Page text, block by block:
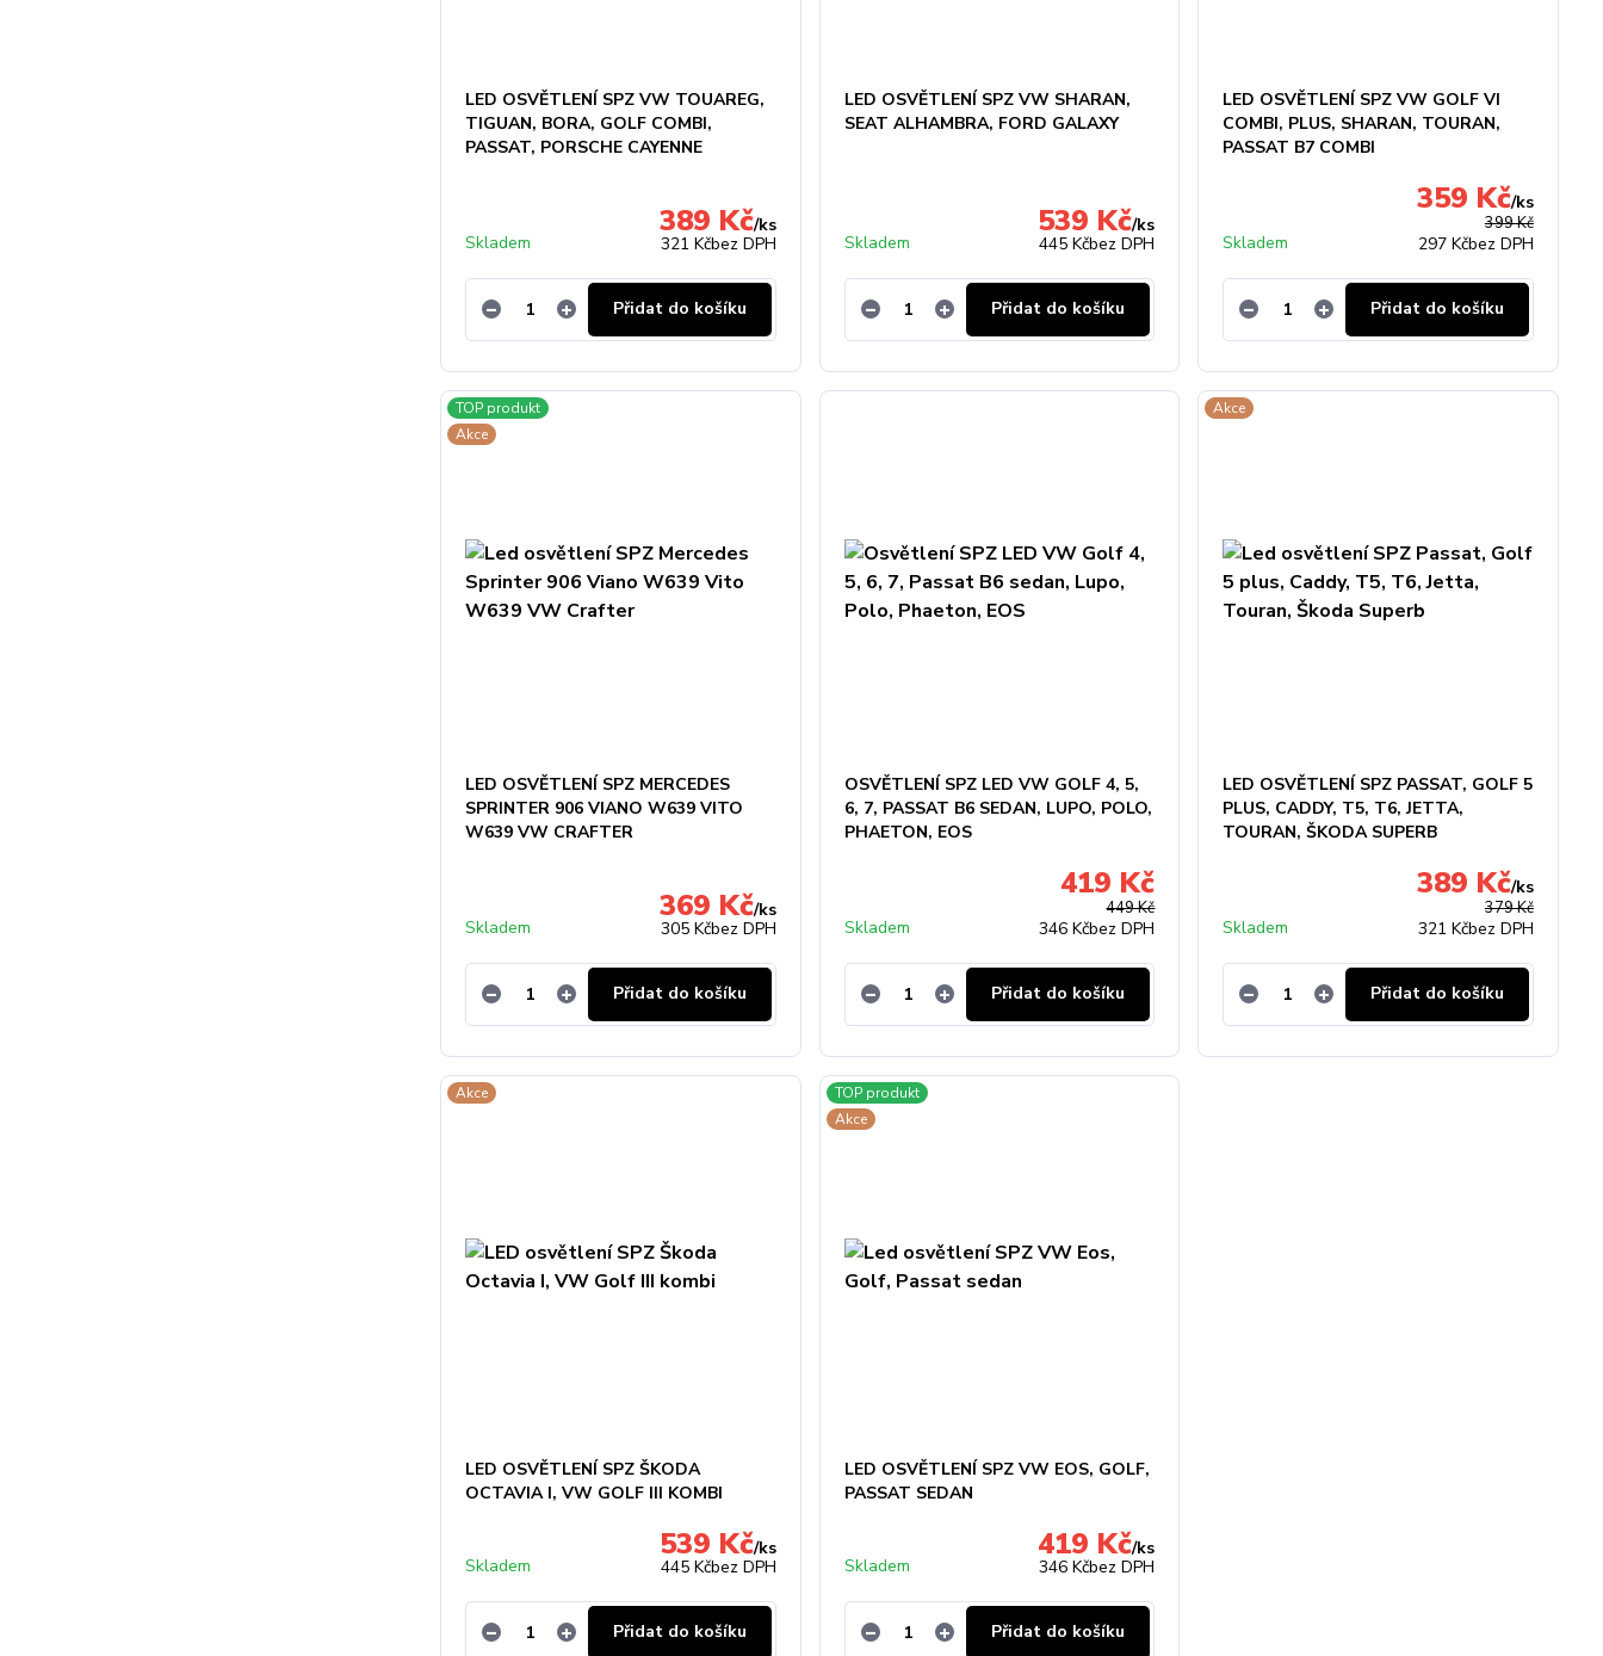
LED OSVĚTLENÍ SPZ VW TOUAREG,
TIGUAN, BORA, GOLF COMBI,
PASSAT, PORSCHE CAYENNE
389 Kč/ks
321 Kčbez DPH
Skladem
Přidat do košíku
LED OSVĚTLENÍ SPZ VW SHARAN,
SEAT ALHAMBRA, FORD GALAXY
539 Kč/ks
445 Kčbez DPH
Skladem
Přidat do košíku
LED OSVĚTLENÍ SPZ VW GOLF VI
COMBI, PLUS, SHARAN, TOURAN,
PASSAT B7 COMBI
399 Kč
359 Kč/ks
297 Kčbez DPH
Skladem
Přidat do košíku
TOP produkt
Akce
LED OSVĚTLENÍ SPZ MERCEDES
SPRINTER 906 VIANO W639 VITO
W639 VW CRAFTER
369 Kč/ks
305 Kčbez DPH
Skladem
Přidat do košíku
OSVĚTLENÍ SPZ LED VW GOLF 4, 5,
6, 7, PASSAT B6 SEDAN, LUPO, POLO,
PHAETON, EOS
449 Kč
419 Kč
346 Kčbez DPH
Skladem
Přidat do košíku
Akce
LED OSVĚTLENÍ SPZ PASSAT, GOLF 5
PLUS, CADDY, T5, T6, JETTA,
TOURAN, ŠKODA SUPERB
379 Kč
389 Kč/ks
321 Kčbez DPH
Skladem
Přidat do košíku
Akce
LED OSVĚTLENÍ SPZ ŠKODA
OCTAVIA I, VW GOLF III KOMBI
539 Kč/ks
445 Kčbez DPH
Skladem
Přidat do košíku
TOP produkt
Akce
LED OSVĚTLENÍ SPZ VW EOS, GOLF,
PASSAT SEDAN
419 Kč/ks
346 Kčbez DPH
Skladem
Přidat do košíku